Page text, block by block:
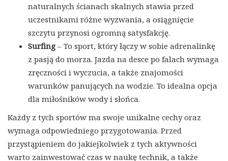
naturalnych ścianach skalnych stawia przed
uczestnikami różne wyzwania, a osiągnięcie
szczytu przynosi ogromną satysfakcję.
Surfing – To sport, który łączy w sobie adrenalinkę
z pasją do morza. Jazda na desce po falach wymaga
zręczności i wyczucia, a także znajomości
warunków panujących na wodzie. To idealna opcja
dla miłośników wody i słońca.
Każdy z tych sportów ma swoje unikalne cechy oraz
wymaga odpowiedniego przygotowania. Przed
przystąpieniem do jakiejkolwiek z tych aktywności
warto zainwestować czas w naukę technik, a także